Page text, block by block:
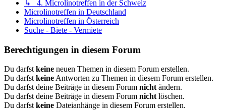
↳ 4. Microlinotreffen in der Schweiz
Microlinotreffen in Deutschland
Microlinotreffen in Österreich
Suche - Biete - Vermiete
Berechtigungen in diesem Forum
Du darfst keine neuen Themen in diesem Forum erstellen.
Du darfst keine Antworten zu Themen in diesem Forum erstellen.
Du darfst deine Beiträge in diesem Forum nicht ändern.
Du darfst deine Beiträge in diesem Forum nicht löschen.
Du darfst keine Dateianhänge in diesem Forum erstellen.